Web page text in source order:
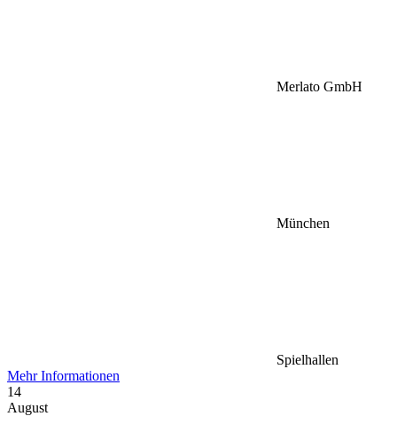
Merlato GmbH
München
Spielhallen
Mehr Informationen
14
August